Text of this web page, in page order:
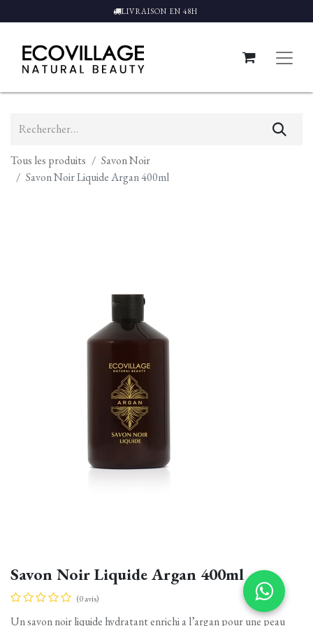
LIVRAISON EN 48H
Tous les produits
Savon Noir
Savon Noir Liquide Argan 400ml
Savon Noir Liquide Argan 400ml
(0 avis)
Un savon noir liquide hydratant enrichi a l’argan pour une peau